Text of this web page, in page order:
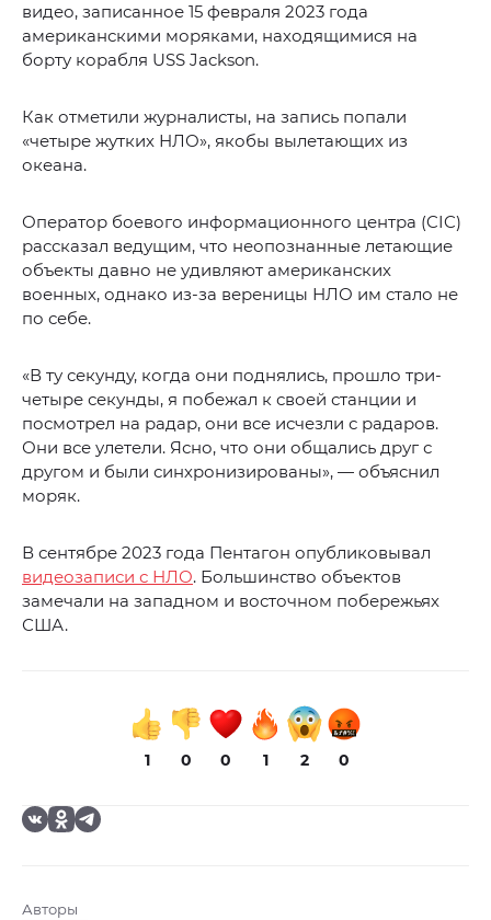
видео, записанное 15 февраля 2023 года
американскими моряками, находящимися на
борту корабля USS Jackson.
Как отметили журналисты, на запись попали
«четыре жутких НЛО», якобы вылетающих из
океана.
Оператор боевого информационного центра (CIC)
рассказал ведущим, что неопознанные летающие
объекты давно не удивляют американских
военных, однако из-за вереницы НЛО им стало не
по себе.
«В ту секунду, когда они поднялись, прошло три-
четыре секунды, я побежал к своей станции и
посмотрел на радар, они все исчезли с радаров.
Они все улетели. Ясно, что они общались друг с
другом и были синхронизированы», — объяснил
моряк.
В сентябре 2023 года Пентагон опубликовывал
видеозаписи с НЛО. Большинство объектов
замечали на западном и восточном побережьях
США.
1 0 0 1 2 0
Авторы